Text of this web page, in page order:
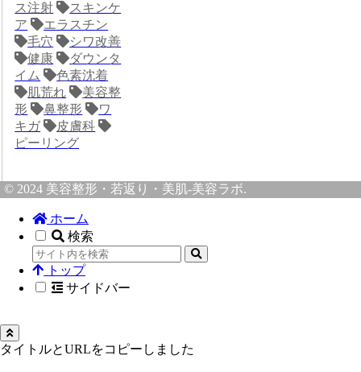
ス注射
スキンケ
ア
エラスチン
毛穴
シワ改善
健康
ダウンタ
イム
色素沈着
肌荒れ
美容整
形
鼻整形
ワ
キガ
皮膚科
ピーリング
© 2024 美容整形・若返り・美肌-美容ラボ.
ホーム
検索
トップ
サイドバー
タイトルとURLをコピーしました